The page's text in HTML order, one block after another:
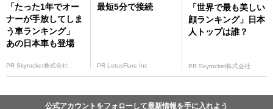
「たった1年でオー
ナーが手放してしま
う車ランキング」
あの日本車も登場
PR Skyrocket株式会社
最短5分で接続
PR LotusFlare Inc
「世界で最も美しい
顔ランキング」日本
人トップは誰？
PR Skyrocket株式会社
公式アカウントをフォローして最新情報を手に入れよう